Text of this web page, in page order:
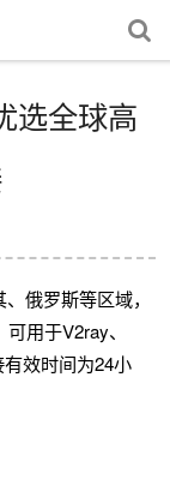
选全球高
俄罗斯等区域，
用于V2ray、
效时间为24小